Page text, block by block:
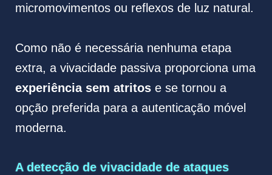
micromovimentos ou reflexos de luz natural.
Como não é necessária nenhuma etapa
extra, a vivacidade passiva proporciona uma
experiência sem atritose se tornou a
opção preferida para a autenticação móvel
moderna.
A detecção de vivacidade de ataques